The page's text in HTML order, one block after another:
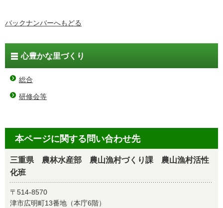
バックナンバーへもどる
心豊かな里づくり
総合
研修会等
本ページに関する問い合わせ先
三重県 農林水産部 農山漁村づくり課 農山漁村活性
化班
〒514-8570
津市広明町13番地（本庁6階）